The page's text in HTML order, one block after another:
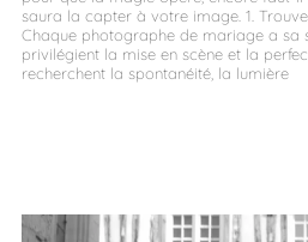
saura la capter à votre image. 1.
Chaque photographe de mariage a sa
privilégient la mise en scène et la
recherchent la spontanéité, la lumière